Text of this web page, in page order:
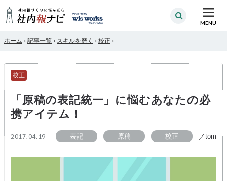
MENU
ホーム › 記事一覧 › スキルを磨く › 校正 ›
校正
「原稿の表記統一」に悩むあなたの必
携アイテム！
2017.04.19 表記 原稿 校正 ／tom